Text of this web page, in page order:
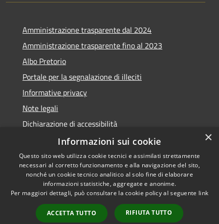
Amministrazione trasparente dal 2024
Amministrazione trasparente fino al 2023
Albo Pretorio
Portale per la segnalazione di illeciti
Informative privacy
Note legali
Dichiarazione di accessibilità
Segnalazioni di inaccessibilità
RSS
Accessibilità
Copyright © 2026 • Comune di
Municipium•
Accesso
×
Informazioni sui cookie
Questo sito web utilizza cookie tecnici e assimilati strettamente
necessari al corretto funzionamento e alla navigazione del sito,
nonché un cookie tecnico analitico al solo fine di elaborare
informazioni statistiche, aggregate e anonime.
Per maggiori dettagli, può consultare la cookie policy al seguente link
ACCETTA TUTTO RIFIUTA TUTTO